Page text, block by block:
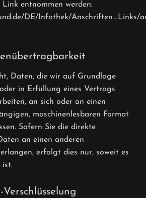
entnommen werden:
DE/Infothek/Anschriften_Links/
Daten, die wir auf Grundlage
in Erfüllung eines Vertrags
an sich oder an einen
maschinenlesbaren Format
Sofern Sie die direkte
an einen anderen
erfolgt dies nur, soweit es
ist.